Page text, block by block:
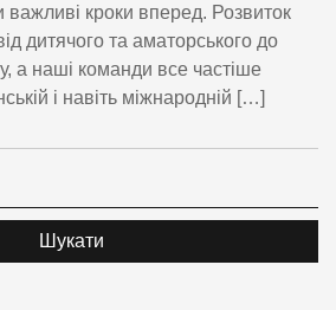
важливі кроки вперед. Розвиток
дитячого та аматорського до
а наші команди все частіше
і навіть міжнародній […]